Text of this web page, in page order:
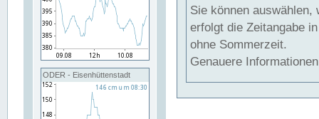
ODER - Eisenhüttenstadt
Sie können auswählen,
erfolgt die Zeitangabe
ohne Sommerzeit.
Genauere